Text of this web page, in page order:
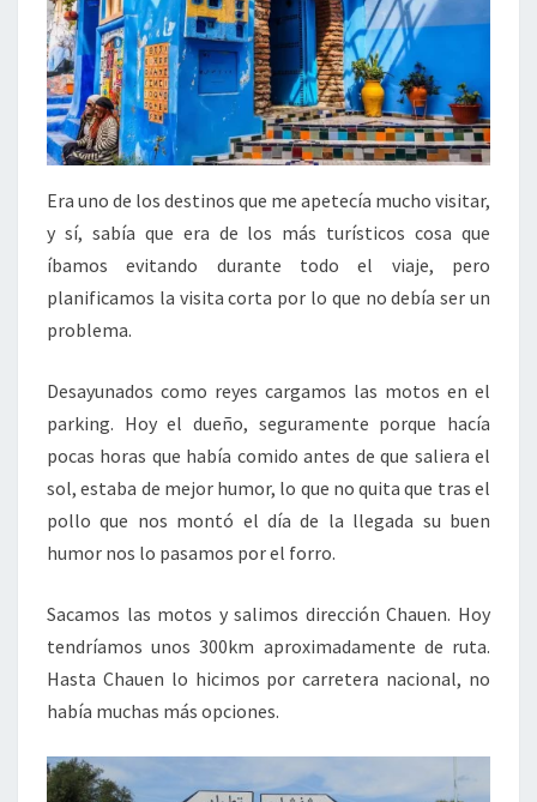
Era uno de los destinos que me apetecía mucho visitar,
y sí, sabía que era de los más turísticos cosa que
íbamos evitando durante todo el viaje, pero
planificamos la visita corta por lo que no debía ser un
problema.
Desayunados como reyes cargamos las motos en el
parking. Hoy el dueño, seguramente porque hacía
pocas horas que había comido antes de que saliera el
sol, estaba de mejor humor, lo que no quita que tras el
pollo que nos montó el día de la llegada su buen
humor nos lo pasamos por el forro.
Sacamos las motos y salimos dirección Chauen. Hoy
tendríamos unos 300km aproximadamente de ruta.
Hasta Chauen lo hicimos por carretera nacional, no
había muchas más opciones.